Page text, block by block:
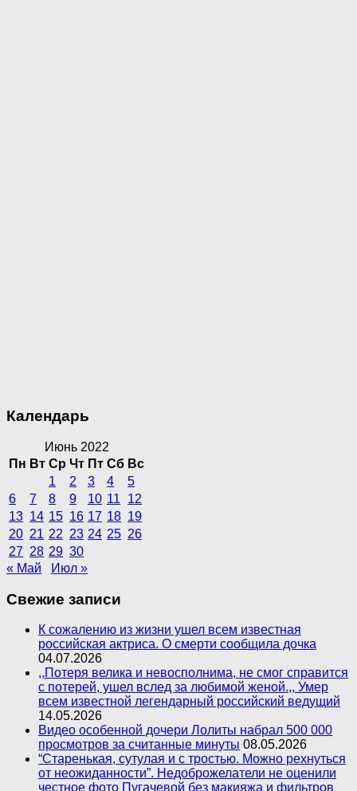
Календарь
Июнь 2022
Пн Вт Ср Чт Пт Сб Вс
1
2 3 4
5
6
7 8 9 10 11
12
13 14 15 16 17 18 19
20 21 22 23 24 25 26
27 28 29 30
« Май
Июл »
Свежие записи
К сожалению из жизни ушел всем известная
российская актриса. О смерти сообщила дочка
04.07.2026
,,Потеря велика и невосполнима, не смог справится
с потерей, ушел вслед за любимой женой.,, Умер
всем известной легендарный российский ведущий
14.05.2026
Видео особенной дочери Лолиты набрал 500 000
просмотров за считанные минуты 08.05.2026
“Старенькая, сутулая и с тростью. Можно рехнуться
от неожиданности”. Недоброжелатели не оценили
честное фото Пугачевой без макияжа и фильтров